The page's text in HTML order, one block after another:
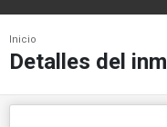
Inicio
Detalles del